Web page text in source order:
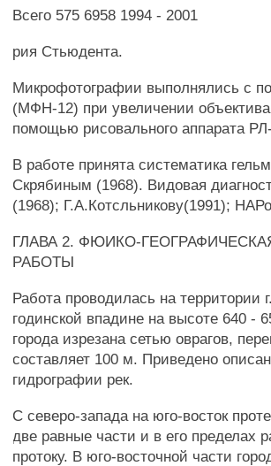
Всего 575 6958 1994 - 2001
рия Стьюдента.
Микрофотографии выполнялись с
(МФН-12) при увеличении
помощью рисовального аппарата
В работе принята систематика
Скрябиным (1968). Видовая
(1968); Г.А.Котсльникову(1991);
ГЛАВА 2. ФЮИКО-
РАБОТЫ
Работа проводилась на
годинской впадине на высоте 640 -
города изрезана сетью оврагов,
составляет 100 м. Приведено
гидрографии рек.
С северо-запада на юго-восток
две равные части и в его пределах
протоку. В юго-восточной части